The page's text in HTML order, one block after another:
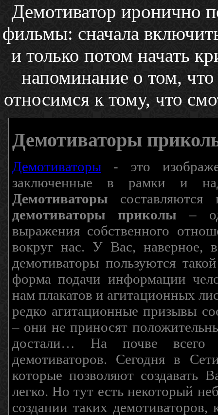
Демотиватор иронично
фильмы: сначала
и только потом начать
напоминание о том,
относимся к тому, что
Демотиваторы
Демотиваторы- это
заключенные в рамки и
Демотиваторы составляются
демотиваторы приколы –
выражения собственного
вокруг нас. У Вас, наверное,
демотиваторы пользуются
форма подачи информации
нам плакатов и агитационных
редко агитационные призывы
– они не приносят
достали… На почве всего
демотиваторов. Сегодня в
которые позволяют создавать
легко. Но тут есть некоторый
создании таких